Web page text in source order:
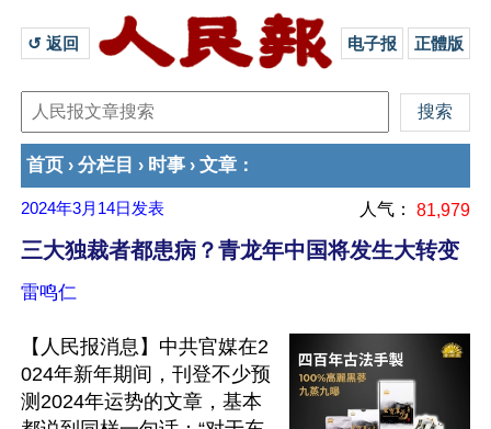
↺ 返回 电子报 正體版
首页 › 分栏目 › 时事 › 文章 ：
2024年3月14日 发表 人气： 81,979
三大独裁者都患病？青龙年中国将发生大转变
雷鸣仁
【人民报消息】中共官媒在2
024年新年期间，刊登不少预
测2024年运势的文章，基本